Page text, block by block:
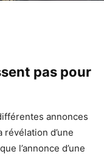
pas pour
annonces
révélation d’une
l’annonce d’une